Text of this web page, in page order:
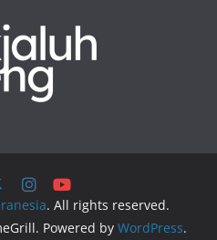
. All rights reserved.
Powered by WordPress.